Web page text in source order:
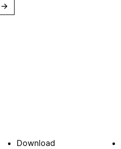
→
Download